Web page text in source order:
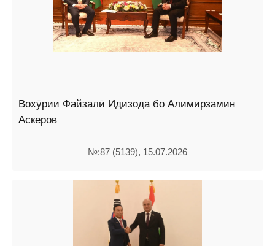
Вохӯрии Файзалӣ Идизода бо Алимирзамин
Аскеров
№:87 (5139), 15.07.2026